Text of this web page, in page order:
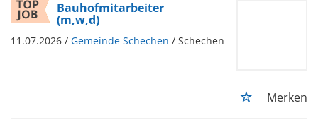
Bauhofmitarbeiter
(m,w,d)
11.07.2026 / Gemeinde Schechen / Schechen
Merken